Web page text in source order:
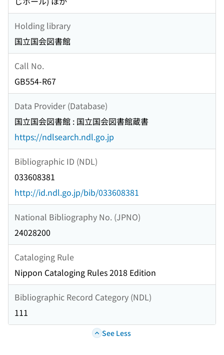
Holding library
国立国会図書館
Call No.
GB554-R67
Data Provider (Database)
国立国会図書館 : 国立国会図書館蔵書
https://ndlsearch.ndl.go.jp
Bibliographic ID (NDL)
033608381
http://id.ndl.go.jp/bib/033608381
National Bibliography No. (JPNO)
24028200
Cataloging Rule
Nippon Cataloging Rules 2018 Edition
Bibliographic Record Category (NDL)
111
See Less